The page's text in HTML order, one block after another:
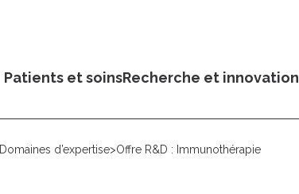
Patients et soinsRecherche et innovation
Domaines d’expertise>Offre R&D : Immunothérapie